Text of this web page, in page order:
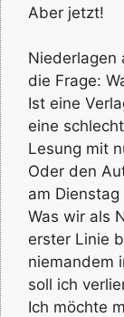
Aber jetzt!
Niederlagen
die Frage:
Ist eine
eine
Lesung mit
Oder den
am
Was wir als
erster Linie
niemandem
soll ich
Ich möchte